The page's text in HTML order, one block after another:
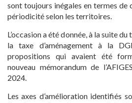
sont toujours inégales en termes de
périodicité selon les territoires.
L’occasion a été donnée, à la suite
la taxe d’aménagement à la
propositions qui avaient été
nouveau mémorandum de
2024.
Les axes d’amélioration identifiés